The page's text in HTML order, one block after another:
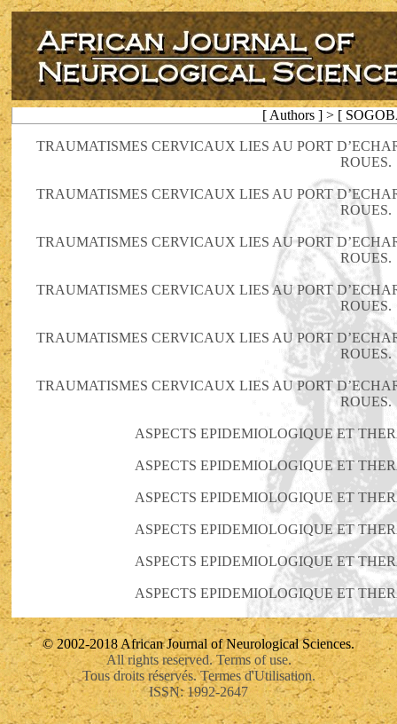
[ Authors ] > [
TRAUMATISMES CERVICAUX LIES AU PORT
ROUES.
TRAUMATISMES CERVICAUX LIES AU PORT
ROUES.
TRAUMATISMES CERVICAUX LIES AU PORT
ROUES.
TRAUMATISMES CERVICAUX LIES AU PORT
ROUES.
TRAUMATISMES CERVICAUX LIES AU PORT
ROUES.
TRAUMATISMES CERVICAUX LIES AU PORT
ROUES.
ASPECTS EPIDEMIOLOGIQUE ET
ASPECTS EPIDEMIOLOGIQUE ET
ASPECTS EPIDEMIOLOGIQUE ET
ASPECTS EPIDEMIOLOGIQUE ET
ASPECTS EPIDEMIOLOGIQUE ET
ASPECTS EPIDEMIOLOGIQUE ET
© 2002-2018 African Journal of Neurological Sciences.
All rights reserved. Terms of use.
Tous droits réservés. Termes d'Utilisation.
ISSN: 1992-2647